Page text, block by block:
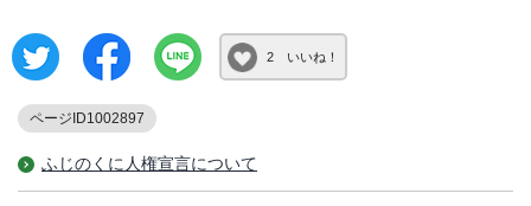
2 いいね！
ページID1002897
ふじのくに人権宣言について